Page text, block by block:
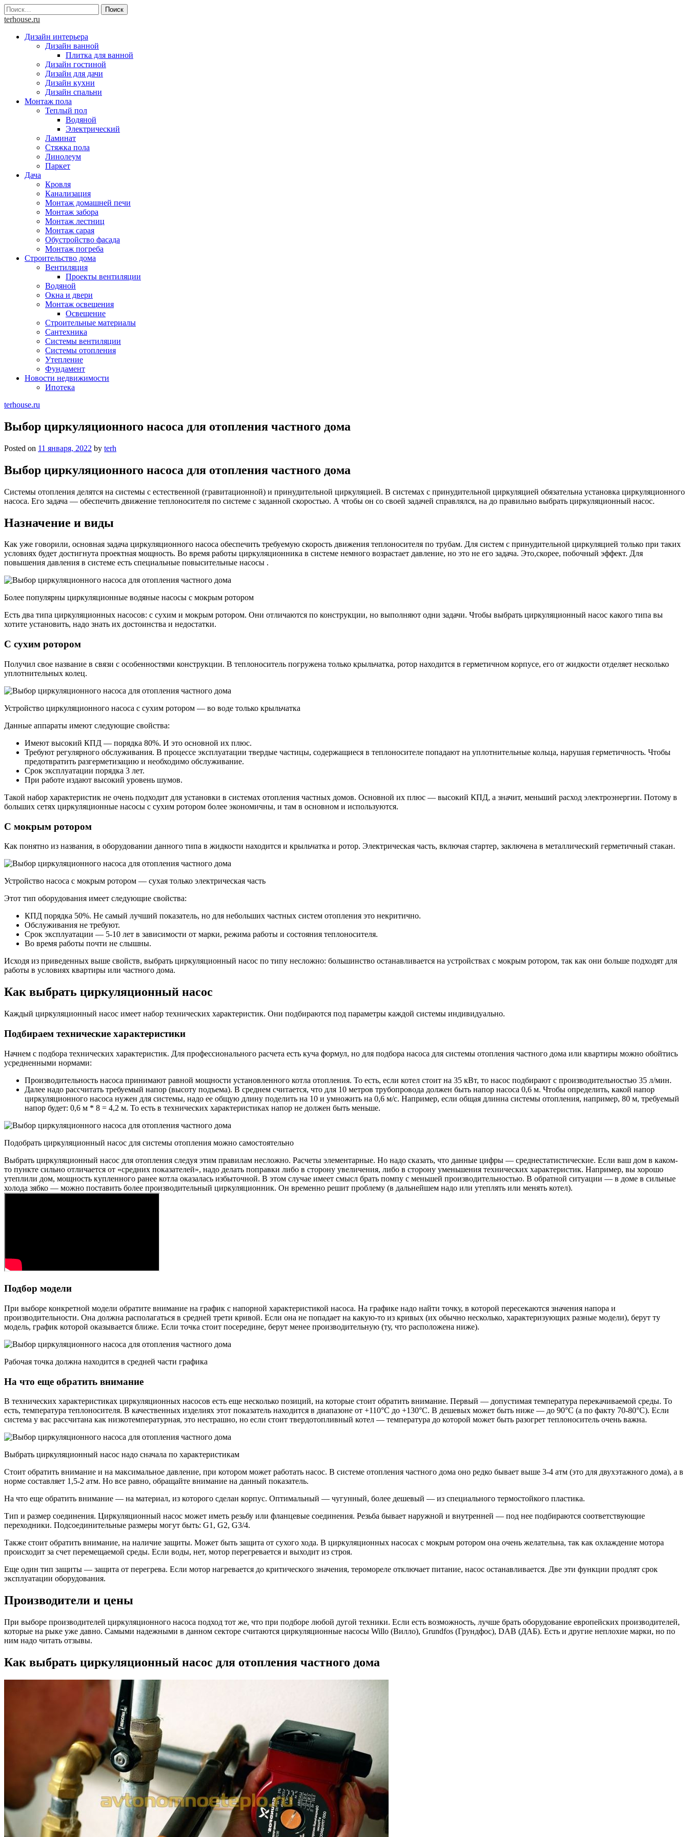
Skip
to
Найти:
terhouse.ru
Дизайн интерьера
Дизайн ванной
Плитка для ванной
Дизайн гостиной
Дизайн для дачи
Дизайн кухни
Дизайн спальни
Монтаж пола
Теплый пол
Водяной
Электрический
Ламинат
Стяжка пола
Линолеум
Паркет
Дача
Кровля
Канализация
Монтаж домашней печи
Монтаж забора
Монтаж лестниц
Монтаж сарая
Обустройство фасада
Монтаж погреба
Строительство дома
Вентиляция
Проекты вентиляции
Водяной
Окна и двери
Монтаж освещения
Освещение
Строительные материалы
Сантехника
Системы вентиляции
Системы отопления
Утепление
Фундамент
Новости недвижимости
Ипотека
terhouse.ru
Выбор циркуляционного насоса для отопления частного дома
Posted on 11 января, 2022 by terh
Выбор циркуляционного насоса для отопления частного дома
Системы отопления делятся на системы с естественной (гравитационной) и принудительной циркуляцией. В системах с принудительной циркуляцией обязательна установка циркуляционного
насоса. Его задача — обеспечить движение теплоносителя по системе с заданной скоростью. А чтобы он со своей задачей справлялся, на до правильно выбрать циркуляционный насос.
Назначение и виды
Как уже говорили, основная задача циркуляционного насоса обеспечить требуемую скорость движения теплоносителя по трубам. Для систем с принудительной циркуляцией только при таких
условиях будет достигнута проектная мощность. Во время работы циркуляционника в системе немного возрастает давление, но это не его задача. Это,скорее, побочный эффект. Для
повышения давления в системе есть специальные повысительные насосы .
Более популярны циркуляционные водяные насосы с мокрым ротором
Есть два типа циркуляционных насосов: с сухим и мокрым ротором. Они отличаются по конструкции, но выполняют одни задачи. Чтобы выбрать циркуляционный насос какого типа вы
хотите установить, надо знать их достоинства и недостатки.
С сухим ротором
Получил свое название в связи с особенностями конструкции. В теплоноситель погружена только крыльчатка, ротор находится в герметичном корпусе, его от жидкости отделяет несколько
уплотнительных колец.
Устройство циркуляционного насоса с сухим ротором — во воде только крыльчатка
Данные аппараты имеют следующие свойства:
Имеют высокий КПД — порядка 80%. И это основной их плюс.
Требуют регулярного обслуживания. В процессе эксплуатации твердые частицы, содержащиеся в теплоносителе попадают на уплотнительные кольца, нарушая герметичность. Чтобы
предотвратить разгерметизацию и необходимо обслуживание.
Срок эксплуатации порядка 3 лет.
При работе издают высокий уровень шумов.
Такой набор характеристик не очень подходит для установки в системах отопления частных домов. Основной их плюс — высокий КПД, а значит, меньший расход электроэнергии. Потому в
больших сетях циркуляционные насосы с сухим ротором более экономичны, и там в основном и используются.
С мокрым ротором
Как понятно из названия, в оборудовании данного типа в жидкости находится и крыльчатка и ротор. Электрическая часть, включая стартер, заключена в металлический герметичный стакан.
Устройство насоса с мокрым ротором — сухая только электрическая часть
Этот тип оборудования имеет следующие свойства:
КПД порядка 50%. Не самый лучший показатель, но для небольших частных систем отопления это некритично.
Обслуживания не требуют.
Срок эксплуатации — 5-10 лет в зависимости от марки, режима работы и состояния теплоносителя.
Во время работы почти не слышны.
Исходя из приведенных выше свойств, выбрать циркуляционный насос по типу несложно: большинство останавливается на устройствах с мокрым ротором, так как они больше подходят для
работы в условиях квартиры или частного дома.
Как выбрать циркуляционный насос
Каждый циркуляционный насос имеет набор технических характеристик. Они подбираются под параметры каждой системы индивидуально.
Подбираем технические характеристики
Начнем с подбора технических характеристик. Для профессионального расчета есть куча формул, но для подбора насоса для системы отопления частного дома или квартиры можно обойтись
усредненными нормами:
Производительность насоса принимают равной мощности установленного котла отопления. То есть, если котел стоит на 35 кВт, то насос подбирают с производительностью 35 л/мин.
Далее надо рассчитать требуемый напор (высоту подъема). В среднем считается, что для 10 метров трубопровода должен быть напор насоса 0,6 м. Чтобы определить, какой напор
циркуляционного насоса нужен для системы, надо ее общую длину поделить на 10 и умножить на 0,6 м/с. Например, если общая длинна системы отопления, например, 80 м, требуемый
напор будет: 0,6 м * 8 = 4,2 м. То есть в технических характеристиках напор не должен быть меньше.
Подобрать циркуляционный насос для системы отопления можно самостоятельно
Выбрать циркуляционный насос для отопления следуя этим правилам несложно. Расчеты элементарные. Но надо сказать, что данные цифры — среднестатистические. Если ваш дом в каком-
то пункте сильно отличается от «средних показателей», надо делать поправки либо в сторону увеличения, либо в сторону уменьшения технических характеристик. Например, вы хорошо
утеплили дом, мощность купленного ранее котла оказалась избыточной. В этом случае имеет смысл брать помпу с меньшей производительностью. В обратной ситуации — в доме в сильные
холода зябко — можно поставить более производительный циркуляционник. Он временно решит проблему (в дальнейшем надо или утеплять или менять котел).
Подбор модели
При выборе конкретной модели обратите внимание на график с напорной характеристикой насоса. На графике надо найти точку, в которой пересекаются значения напора и
производительности. Она должна располагаться в средней трети кривой. Если она не попадает на какую-то из кривых (их обычно несколько, характеризующих разные модели), берут ту
модель, график которой оказывается ближе. Если точка стоит посередине, берут менее производительную (ту, что расположена ниже).
Рабочая точка должна находится в средней части графика
На что еще обратить внимание
В технических характеристиках циркуляционных насосов есть еще несколько позиций, на которые стоит обратить внимание. Первый — допустимая температура перекачиваемой среды. То
есть, температура теплоносителя. В качественных изделиях этот показатель находится в диапазоне от +110°C до +130°C. В дешевых может быть ниже — до 90°C (а по факту 70-80°C). Если
система у вас рассчитана как низкотемпературная, это нестрашно, но если стоит твердотопливный котел — температура до которой может быть разогрет теплоноситель очень важна.
Выбрать циркуляционный насос надо сначала по характеристикам
Стоит обратить внимание и на максимальное давление, при котором может работать насос. В системе отопления частного дома оно редко бывает выше 3-4 атм (это для двухэтажного дома), а в
норме составляет 1,5-2 атм. Но все равно, обращайте внимание на данный показатель.
На что еще обратить внимание — на материал, из которого сделан корпус. Оптимальный — чугунный, более дешевый — из специального термостойкого пластика.
Тип и размер соединения. Циркуляционный насос может иметь резьбу или фланцевые соединения. Резьба бывает наружной и внутренней — под нее подбираются соответствующие
переходники. Подсоединительные размеры могут быть: G1, G2, G3/4.
Также стоит обратить внимание, на наличие защиты. Может быть защита от сухого хода. В циркуляционных насосах с мокрым ротором она очень желательна, так как охлаждение мотора
происходит за счет перемещаемой среды. Если воды, нет, мотор перегревается и выходит из строя.
Еще один тип защиты — защита от перегрева. Если мотор нагревается до критического значения, теромореле отключает питание, насос останавливается. Две эти функции продлят срок
эксплуатации оборудования.
Производители и цены
При выборе производителей циркуляционного насоса подход тот же, что при подборе любой дугой техники. Если есть возможность, лучше брать оборудование европейских производителей,
которые на рыке уже давно. Самыми надежными в данном секторе считаются циркуляционные насосы Willo (Вилло), Grundfos (Грундфос), DAB (ДАБ). Есть и другие неплохие марки, но по
ним надо читать отзывы.
Как выбрать циркуляционный насос для отопления частного дома